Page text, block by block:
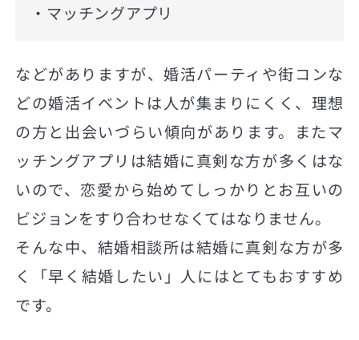
・マッチングアプリ
などがありますが、婚活パーティや街コンな
どの婚活イベントは人が集まりにくく、理想
の方と出会いづらい傾向があります。またマ
ッチングアプリは結婚に真剣な方が多くはな
いので、恋愛から始めてしっかりとお互いの
ビジョンをすり合わせなくてはなりません。
そんな中、結婚相談所は結婚に真剣な方が多
く「早く結婚したい」人にはとてもおすすめ
です。